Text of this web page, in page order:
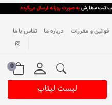
قوانین و مقررات درباره ما تماس با ما
0
لیست لپتاپ